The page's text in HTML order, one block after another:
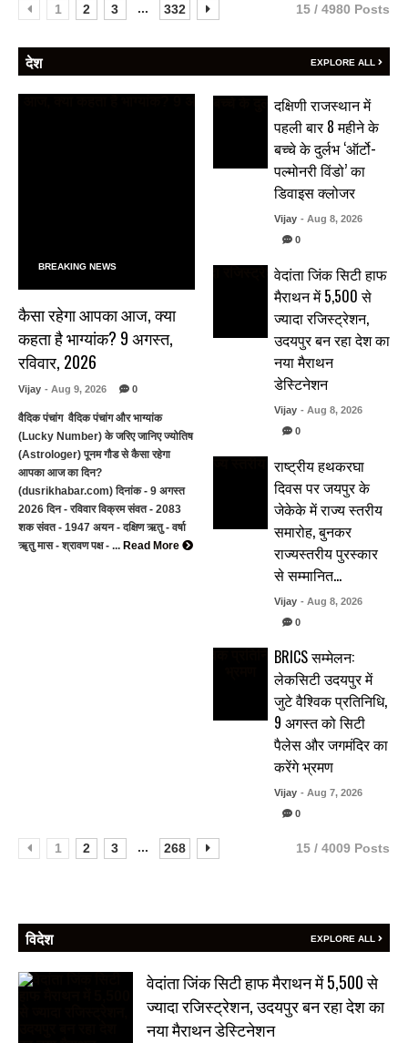
1 2 3 ... 332 15 / 4980 Posts
देश EXPLORE ALL
BREAKING NEWS
कैसा रहेगा आपका आज, क्या
कहता है भाग्यांक? 9 अगस्त,
रविवार, 2026
Vijay - Aug 9, 2026 0
वैदिक पंचांग वैदिक पंचांग और भाग्यांक
(Lucky Number) के जरिए जानिए ज्योतिष
(Astrologer) पूनम गौड से कैसा रहेगा
आपका आज का दिन?
(dusrikhabar.com) दिनांक - 9 अगस्त
2026 दिन - रविवार विक्रम संवत - 2083
शक संवत - 1947 अयन - दक्षिण ऋतु - वर्षा
ॠतु मास - श्रावण पक्ष - ... Read More
दक्षिणी राजस्थान में
पहली बार 8 महीने के
बच्चे के दुर्लभ ‘ऑर्टो-
पल्मोनरी विंडो’ का
डिवाइस क्लोजर
Vijay - Aug 8, 2026
0
वेदांता जिंक सिटी हाफ
मैराथन में 5,500 से
ज्यादा रजिस्ट्रेशन,
उदयपुर बन रहा देश का
नया मैराथन
डेस्टिनेशन
Vijay - Aug 8, 2026
0
राष्ट्रीय हथकरघा
दिवस पर जयपुर के
जेकेके में राज्य स्तरीय
समारोह, बुनकर
राज्यस्तरीय पुरस्कार
से सम्मानित…
Vijay - Aug 8, 2026
0
BRICS सम्मेलन:
लेकसिटी उदयपुर में
जुटे वैश्विक प्रतिनिधि,
9 अगस्त को सिटी
पैलेस और जगमंदिर का
करेंगे भ्रमण
Vijay - Aug 7, 2026
0
1 2 3 ... 268 15 / 4009 Posts
विदेश EXPLORE ALL
वेदांता जिंक सिटी हाफ मैराथन में 5,500 से
ज्यादा रजिस्ट्रेशन, उदयपुर बन रहा देश का
नया मैराथन डेस्टिनेशन